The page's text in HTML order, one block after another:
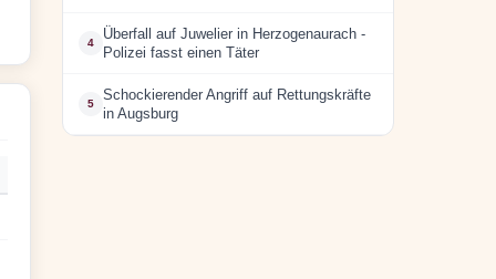
4
Überfall auf Juwelier in Herzogenaurach -
Polizei fasst einen Täter
5
Schockierender Angriff auf Rettungskräfte
in Augsburg